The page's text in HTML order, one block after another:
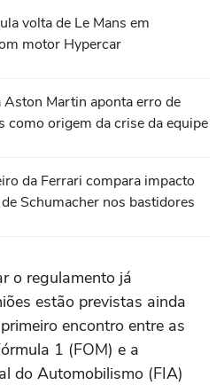
volta de Le Mans em
motor Hypercar
Aston Martin aponta erro de
como origem da crise da equipe
da Ferrari compara impacto
Schumacher nos bastidores
o regulamento já
estão previstas ainda
encontro entre as
1 (FOM) e a
do Automobilismo (FIA)